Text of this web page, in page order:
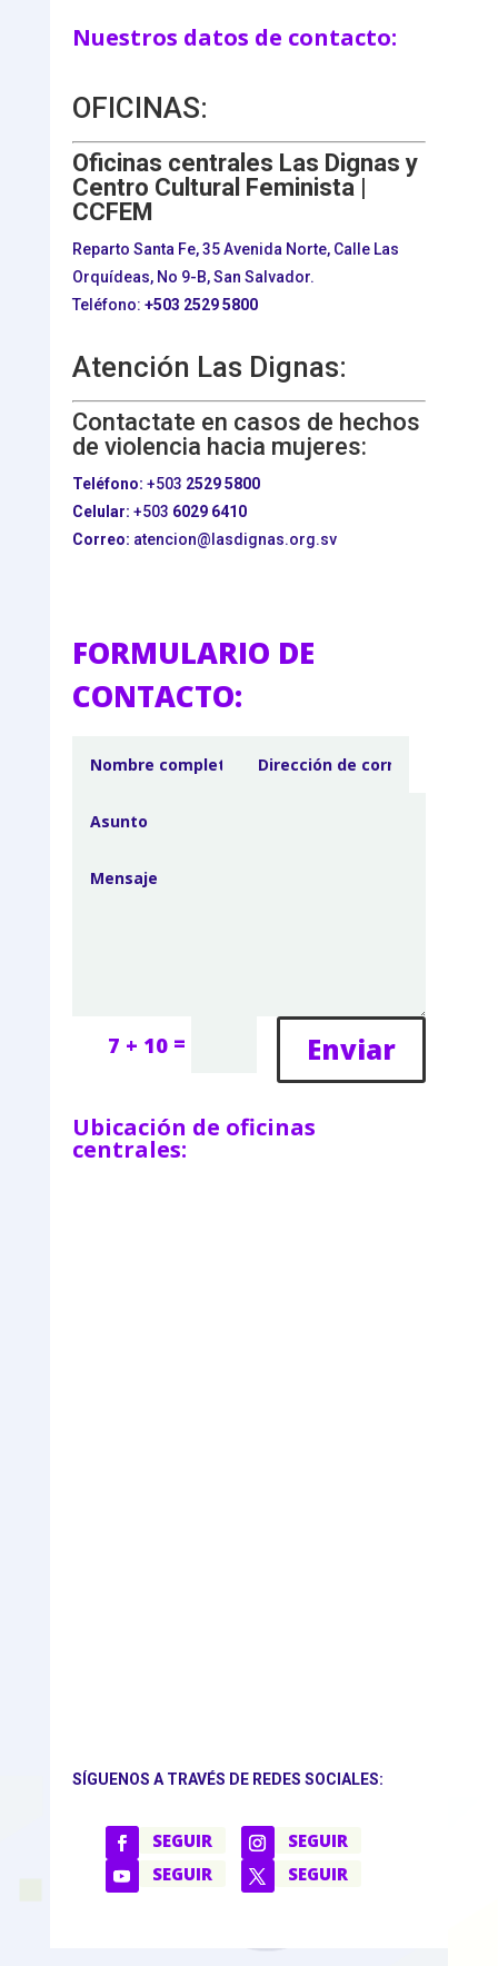
Nuestros datos de contacto:
OFICINAS:
Oficinas centrales Las Dignas y
Centro Cultural Feminista |
CCFEM
Reparto Santa Fe, 35 Avenida Norte, Calle Las
Orquídeas, No 9-B, San Salvador.
Teléfono: +503 2529 5800
Atención Las Dignas:
Contactate en casos de hechos
de violencia hacia mujeres:
Teléfono: +503 2529 5800
Celular: +503 6029 6410
Correo: atencion@lasdignas.org.sv
FORMULARIO DE
CONTACTO:
7 + 10 = Enviar
Ubicación de oficinas
centrales:
SÍGUENOS A TRAVÉS DE REDES SOCIALES:
SEGUIR
SEGUIR
SEGUIR
SEGUIR